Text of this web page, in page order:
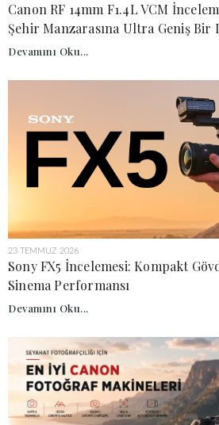
Canon RF 14mm F1.4L VCM
Şehir Manzarasına Ultra Geniş Bir
Devamını Oku...
23 TEMMUZ 2026
Sony FX5 İncelemesi: Kompakt
Sinema Performansı
Devamını Oku...